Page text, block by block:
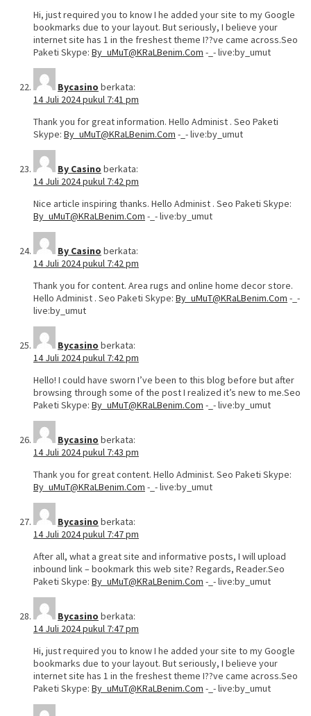
Hi, just required you to know I he added your site to my Google
bookmarks due to your layout. But seriously, I believe your
internet site has 1 in the freshest theme I??ve came across.Seo
Paketi Skype: By_uMuT@KRaLBenim.Com -_- live:by_umut
Bycasino berkata:
14 Juli 2024 pukul 7:41 pm
Thank you for great information. Hello Administ . Seo Paketi
Skype: By_uMuT@KRaLBenim.Com -_- live:by_umut
By Casino berkata:
14 Juli 2024 pukul 7:42 pm
Nice article inspiring thanks. Hello Administ . Seo Paketi Skype:
By_uMuT@KRaLBenim.Com -_- live:by_umut
By Casino berkata:
14 Juli 2024 pukul 7:42 pm
Thank you for content. Area rugs and online home decor store.
Hello Administ . Seo Paketi Skype: By_uMuT@KRaLBenim.Com -_-
live:by_umut
Bycasino berkata:
14 Juli 2024 pukul 7:42 pm
Hello! I could have sworn I’ve been to this blog before but after
browsing through some of the post I realized it’s new to me.Seo
Paketi Skype: By_uMuT@KRaLBenim.Com -_- live:by_umut
Bycasino berkata:
14 Juli 2024 pukul 7:43 pm
Thank you for great content. Hello Administ. Seo Paketi Skype:
By_uMuT@KRaLBenim.Com -_- live:by_umut
Bycasino berkata:
14 Juli 2024 pukul 7:47 pm
After all, what a great site and informative posts, I will upload
inbound link – bookmark this web site? Regards, Reader.Seo
Paketi Skype: By_uMuT@KRaLBenim.Com -_- live:by_umut
Bycasino berkata:
14 Juli 2024 pukul 7:47 pm
Hi, just required you to know I he added your site to my Google
bookmarks due to your layout. But seriously, I believe your
internet site has 1 in the freshest theme I??ve came across.Seo
Paketi Skype: By_uMuT@KRaLBenim.Com -_- live:by_umut